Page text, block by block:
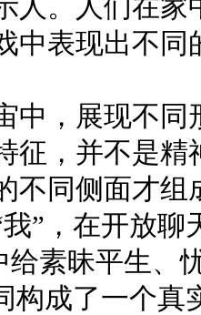
人。人们在
中表现出不同
中，展现不
征，并不是
不同侧面才组
”，在开放聊
给素昧平生、
构成了一个真